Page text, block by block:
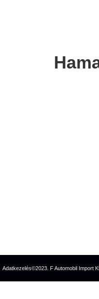
Adatkezelés©2023. F Automobil Import